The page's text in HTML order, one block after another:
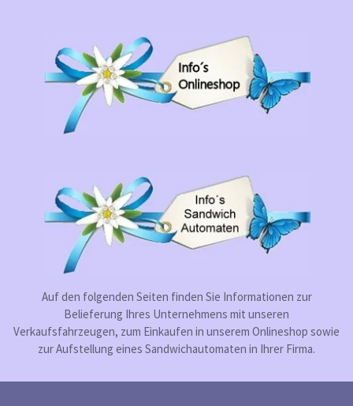
Auf den folgenden Seiten finden Sie Informationen zur
Belieferung Ihres Unternehmens mit unseren
Verkaufsfahrzeugen, zum Einkaufen in unserem Onlineshop sowie
zur Aufstellung eines Sandwichautomaten in Ihrer Firma.